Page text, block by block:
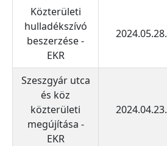
Közterületi
hulladékszívó
beszerzése -
EKR
2024.05.28.
Szeszgyár utca
és köz
közterületi
megújítása -
EKR
2024.04.23.